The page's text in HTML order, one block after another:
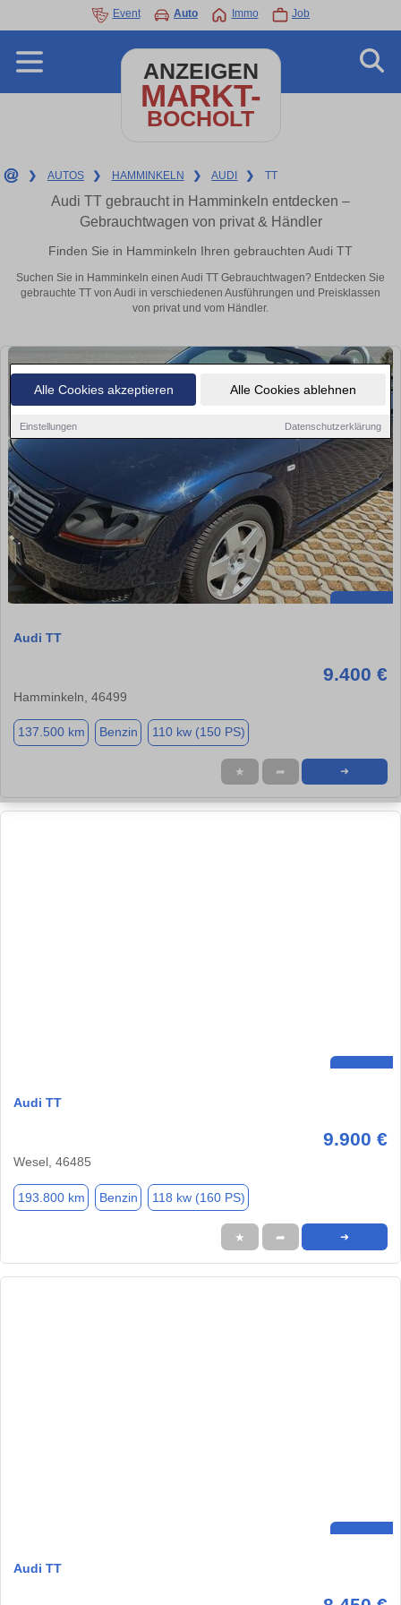
Alle Cookies akzeptieren Alle Cookies ablehnen
Einstellungen Datenschutzerklärung
Event Auto Immo Job
ANZEIGEN
MARKT-
BOCHOLT
❯ AUTOS ❯ HAMMINKELN ❯ AUDI ❯ TT
Audi TT gebraucht in Hamminkeln entdecken –
Gebrauchtwagen von privat & Händler
Finden Sie in Hamminkeln Ihren gebrauchten Audi TT
Suchen Sie in Hamminkeln einen Audi TT Gebrauchtwagen? Entdecken Sie
gebrauchte TT von Audi in verschiedenen Ausführungen und Preisklassen
von privat und vom Händler.
Audi TT
9.400 €
Hamminkeln, 46499
137.500 km Benzin 110 kw (150 PS)
★ ➦ ➜
Audi TT
9.900 €
Wesel, 46485
193.800 km Benzin 118 kw (160 PS)
★ ➦ ➜
Audi TT